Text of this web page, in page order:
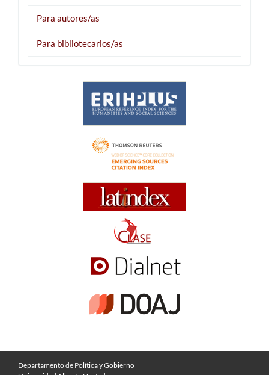
Para autores/as
Para bibliotecarios/as
Departamento de Política y Gobierno